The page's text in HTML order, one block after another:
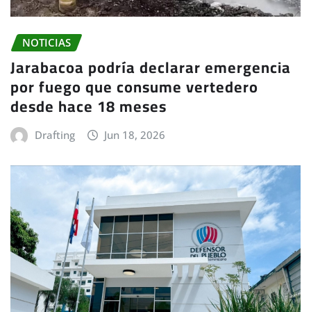
NOTICIAS
Jarabacoa podría declarar emergencia
por fuego que consume vertedero
desde hace 18 meses
Drafting Jun 18, 2026